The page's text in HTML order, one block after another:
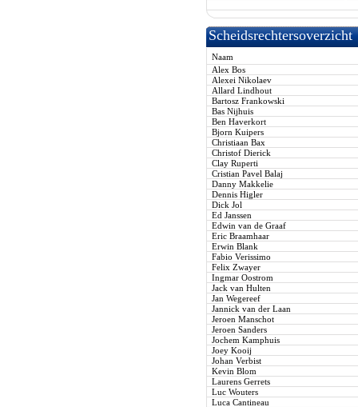
Scheidsrechtersoverzicht
Naam
Alex Bos
Alexei Nikolaev
Allard Lindhout
Bartosz Frankowski
Bas Nijhuis
Ben Haverkort
Bjorn Kuipers
Christiaan Bax
Christof Dierick
Clay Ruperti
Cristian Pavel Balaj
Danny Makkelie
Dennis Higler
Dick Jol
Ed Janssen
Edwin van de Graaf
Eric Braamhaar
Erwin Blank
Fabio Verissimo
Felix Zwayer
Ingmar Oostrom
Jack van Hulten
Jan Wegereef
Jannick van der Laan
Jeroen Manschot
Jeroen Sanders
Jochem Kamphuis
Joey Kooij
Johan Verbist
Kevin Blom
Laurens Gerrets
Luc Wouters
Luca Cantineau